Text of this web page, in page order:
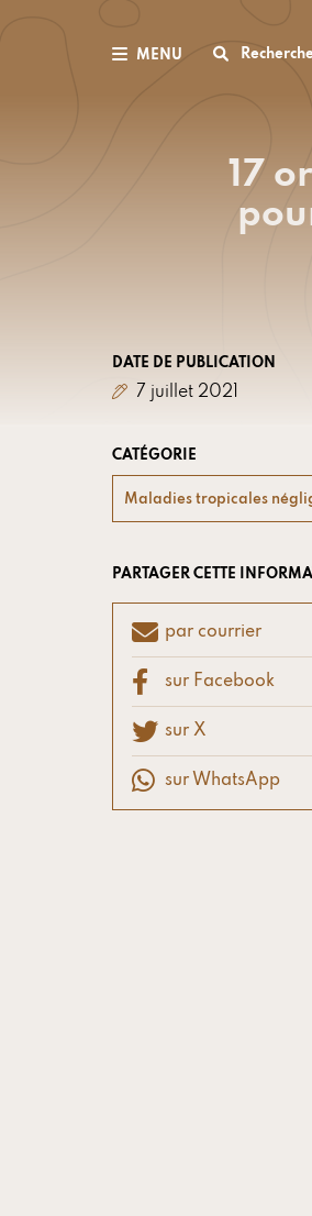
MENU
17
DATE DE PUBLICATION
7 juillet 2021
CATÉGORIE
Maladies tropicales
PARTAGER CETTE
par courrier
sur Facebook
sur X
sur WhatsApp